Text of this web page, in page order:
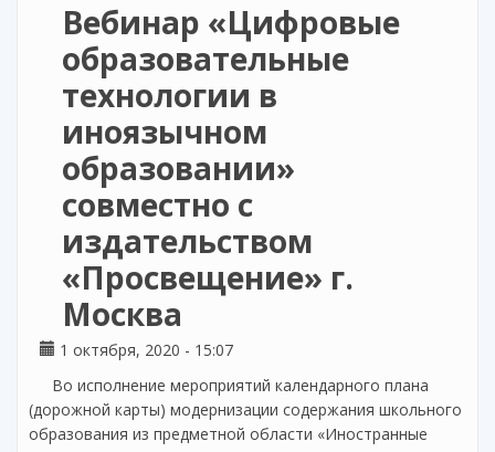
Вебинар «Цифровые
образовательные
технологии в
иноязычном
образовании»
совместно с
издательством
«Просвещение» г.
Москва
1 октября, 2020 - 15:07
Во исполнение мероприятий календарного плана
(дорожной карты) модернизации содержания школьного
образования из предметной области «Иностранные